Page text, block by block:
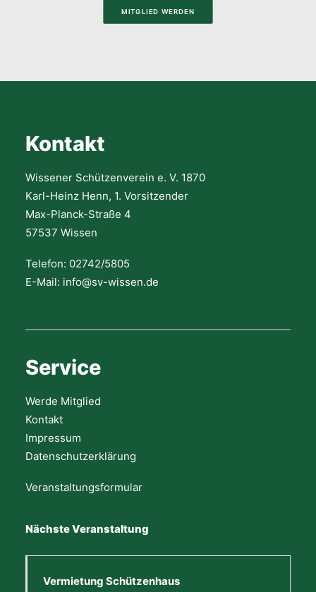
MITGLIED WERDEN
Kontakt
Wissener Schützenverein e. V. 1870
Karl-Heinz Henn, 1. Vorsitzender
Max-Planck-Straße 4
57537 Wissen
Telefon: 02742/5805
E-Mail: info@sv-wissen.de
Service
Werde Mitglied
Kontakt
Impressum
Datenschutzerklärung
Veranstaltungsformular
Nächste Veranstaltung
Vermietung Schützenhaus